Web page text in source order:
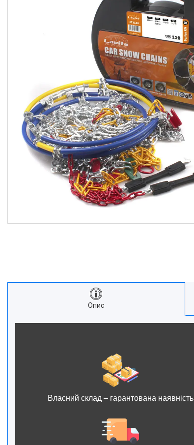
Опис
Власний склад – гарантована наявність